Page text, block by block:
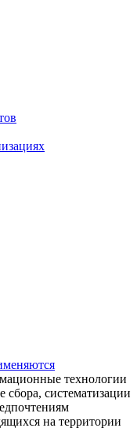
технологии
систематизации
на территории